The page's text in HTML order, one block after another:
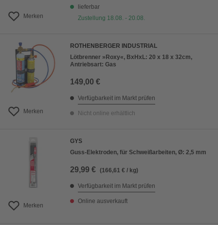
Merken
lieferbar
Zustellung 18.08. - 20.08.
Merken
ROTHENBERGER INDUSTRIAL
Lötbrenner »Roxy«, BxHxL: 20 x 18 x 32cm,
Antriebsart: Gas
149,00 €
Verfügbarkeit im Markt prüfen
Nicht online erhältlich
Merken
GYS
Guss-Elektroden, für Schweißarbeiten, Ø: 2,5 mm
29,99 € (166,61 € / kg)
Verfügbarkeit im Markt prüfen
Online ausverkauft